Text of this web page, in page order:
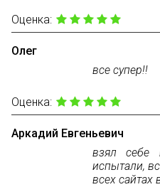
Оценка:
Олег
все супер!!
Оценка:
Аркадий Евгеньевич
взял себе
испытали,
всех сайтах